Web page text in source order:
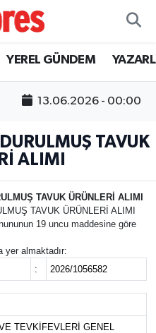
YEREL GÜNDEM
13.06.2026 - 00:00
TAVUK
ALIMI
TAVUK ÜRÜNLERİ ALIMI
TAVUK ÜRÜNLERİ ALIMI
19 uncu maddesine göre
yer almaktadır:
: 2026/1056582
TEVKİFEVLERİ GENEL
ve Fikstür